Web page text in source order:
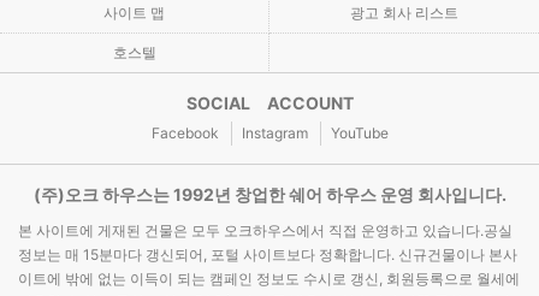
사이트 맵 광고 회사 리스트
호스텔
SOCIAL ACCOUNT
Facebook Instagram YouTube
(주)오크 하우스는 1992년 창업한 쉐어 하우스 운영 회사입니다.
본 사이트에 게재된 건물은 모두 오크하우스에서 직접 운영하고 있습니다.공실
정보는 매 15분마다 갱신되어, 포털 사이트보다 정확합니다. 신규건물이나 본사
이트에 밖에 없는 이득이 되는 캠페인 정보도 수시로 갱신, 회원등록으로 월세에